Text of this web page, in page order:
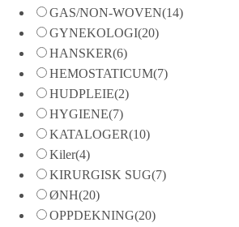
GAS/NON-WOVEN(14)
GYNEKOLOGI(20)
HANSKER(6)
HEMOSTATICUM(7)
HUDPLEIE(2)
HYGIENE(7)
KATALOGER(10)
Kiler(4)
KIRURGISK SUG(7)
ØNH(20)
OPPDEKNING(20)